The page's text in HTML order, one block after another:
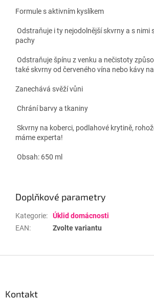
Formule s aktivním kyslíkem
Odstraňuje i ty nejodolnější skvrny a s nimi
pachy
Odstraňuje špínu z venku a nečistoty
také skvrny od červeného vína nebo kávy
Zanechává svěží vůni
Chrání barvy a tkaniny
Skvrny na koberci, podlahové krytině,
máme experta!
Obsah: 650 ml
Doplňkové parametry
Kategorie:
Úklid domácnosti
EAN: Zvolte variantu
Kontakt